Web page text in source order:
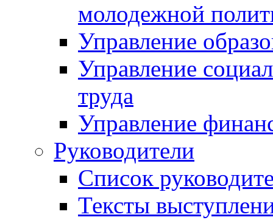
молодежной
Управление
Управление
труда
Управление
Руководители
Список
Тексты